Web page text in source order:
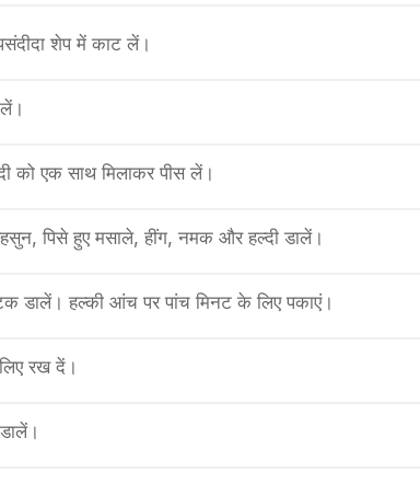
शेप में काट लें।
को एक साथ मिलाकर पीस लें।
पिसे हुए मसाले, हींग, नमक और हल्दी डालें।
डालें। हल्की आंच पर पांच मिनट के लिए पकाएं।
रख दें।